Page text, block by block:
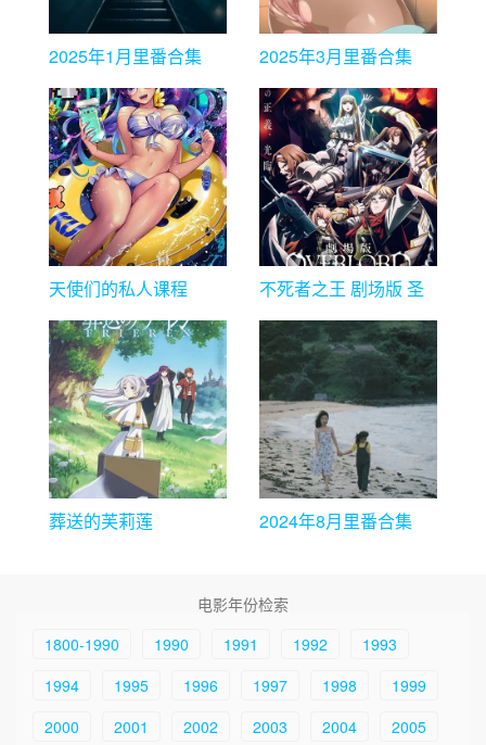
2025年1月里番合集 2025年3月里番合集
天使们的私人课程
不死者之王 剧场版 圣
葬送的芙莉莲 2024年8月里番合集
电影年份检索
1800-1990
1990 1991 1992
1993
1994
1995 1996 1997 1998
1999
2000
2001 2002 2003 2004 2005